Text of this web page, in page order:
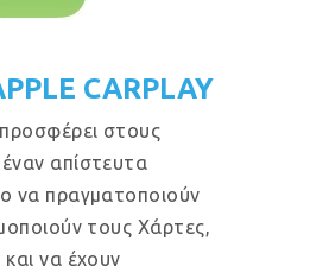
CARPLAY
στους
απίστευτα
να πραγματοποιούν
τους Χάρτες,
να έχουν